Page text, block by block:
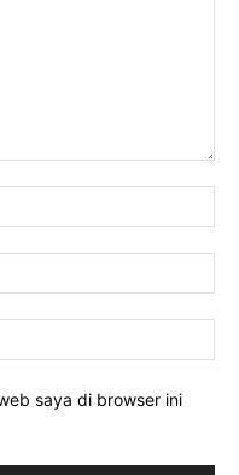
saya di browser ini